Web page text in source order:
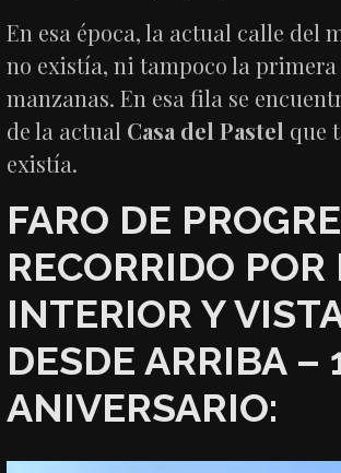
En esa época, la actual calle del
no existía, ni tampoco la
manzanas. En esa fila se
de la actual Casa del Pastel que
existía.
FARO DE
RECORRIDO POR
INTERIOR Y
DESDE ARRIBA –
ANIVERSARIO: